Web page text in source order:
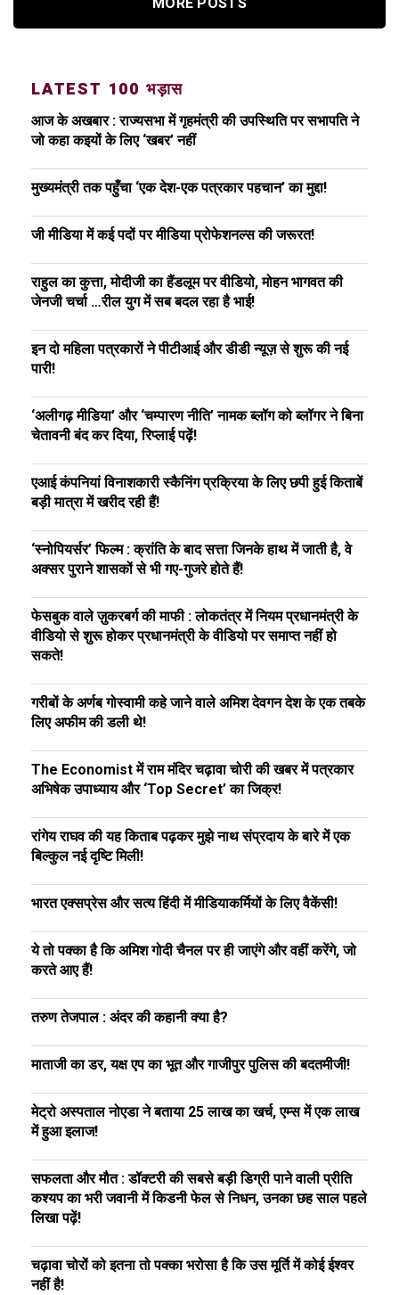
MORE POSTS
LATEST 100 भड़ास
आज के अखबार : राज्यसभा में गृहमंत्री की उपस्थिति पर सभापति ने
जो कहा कइयों के लिए ‘खबर’ नहीं
मुख्यमंत्री तक पहुँचा ‘एक देश-एक पत्रकार पहचान’ का मुद्दा!
जी मीडिया में कई पदों पर मीडिया प्रोफेशनल्स की जरूरत!
राहुल का कुत्ता, मोदीजी का हैंडलूम पर वीडियो, मोहन भागवत की
जेनजी चर्चा …रील युग में सब बदल रहा है भाई!
इन दो महिला पत्रकारों ने पीटीआई और डीडी न्यूज़ से शुरू की नई
पारी!
‘अलीगढ़ मीडिया’ और ‘चम्पारण नीति’ नामक ब्लॉग को ब्लॉगर ने बिना
चेतावनी बंद कर दिया, रिप्लाई पढ़ें!
एआई कंपनियां विनाशकारी स्कैनिंग प्रक्रिया के लिए छपी हुई किताबें
बड़ी मात्रा में खरीद रही हैं!
‘स्नोपियर्सर’ फिल्म : क्रांति के बाद सत्ता जिनके हाथ में जाती है, वे
अक्सर पुराने शासकों से भी गए-गुजरे होते हैं!
फेसबुक वाले ज़ुकरबर्ग की माफी : लोकतंत्र में नियम प्रधानमंत्री के
वीडियो से शुरू होकर प्रधानमंत्री के वीडियो पर समाप्त नहीं हो
सकते!
गरीबों के अर्णब गोस्वामी कहे जाने वाले अमिश देवगन देश के एक तबके
लिए अफीम की डली थे!
The Economist में राम मंदिर चढ़ावा चोरी की खबर में पत्रकार
अभिषेक उपाध्याय और ‘Top Secret’ का जिक्र!
रांगेय राघव की यह किताब पढ़कर मुझे नाथ संप्रदाय के बारे में एक
बिल्कुल नई दृष्टि मिली!
भारत एक्सप्रेस और सत्य हिंदी में मीडियाकर्मियों के लिए वैकेंसी!
ये तो पक्का है कि अमिश गोदी चैनल पर ही जाएंगे और वहीं करेंगे, जो
करते आए हैं!
तरुण तेजपाल : अंदर की कहानी क्या है?
माताजी का डर, यक्ष एप का भूत और गाजीपुर पुलिस की बदतमीजी!
मेट्रो अस्पताल नोएडा ने बताया 25 लाख का खर्च, एम्स में एक लाख
में हुआ इलाज!
सफलता और मौत : डॉक्टरी की सबसे बड़ी डिग्री पाने वाली प्रीति
कश्यप का भरी जवानी में किडनी फेल से निधन, उनका छह साल पहले
लिखा पढ़ें!
चढ़ावा चोरों को इतना तो पक्का भरोसा है कि उस मूर्ति में कोई ईश्वर
नहीं है!